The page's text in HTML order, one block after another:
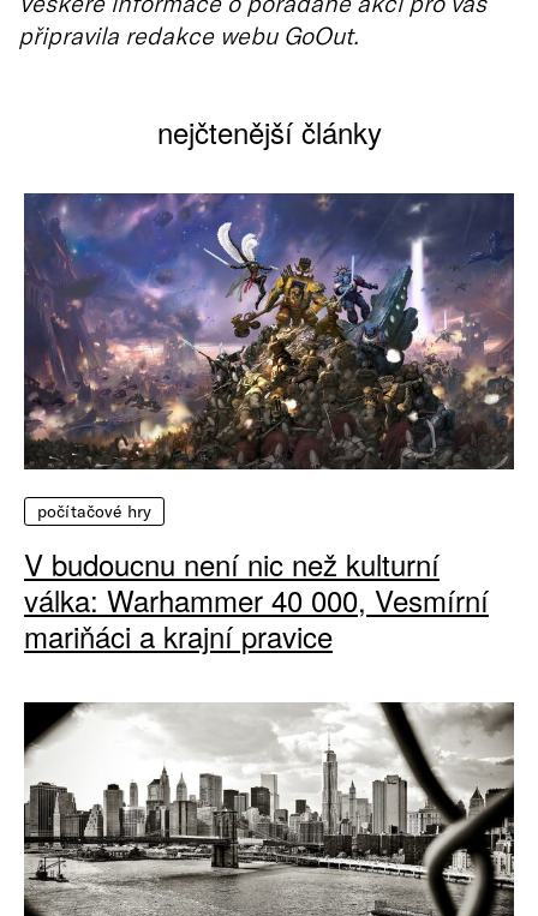
připravila redakce webu GoOut.
nejčtenější články
počítačové hry
V budoucnu není nic než kulturní
válka: Warhammer 40 000, Vesmírní
mariňáci a krajní pravice